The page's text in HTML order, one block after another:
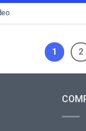
1 2